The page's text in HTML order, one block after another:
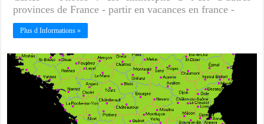
provinces de France - partir en vacances en france -
Plus d Informations »